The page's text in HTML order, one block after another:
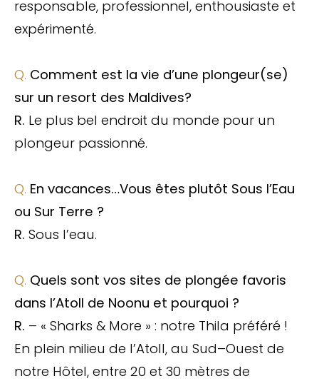
responsable, professionnel, enthousiaste et
expérimenté.
Q. Comment est la vie d’une plongeur(se)
sur un resort des Maldives?
R. Le plus bel endroit du monde pour un
plongeur passionné.
Q. En vacances…Vous êtes plutôt Sous l’Eau
ou Sur Terre ?
R. Sous l’eau.
Q. Quels sont vos sites de plongée favoris
dans l’Atoll de Noonu et pourquoi ?
R. – « Sharks & More » : notre Thila préféré !
En plein milieu de l’Atoll, au Sud–Ouest de
notre Hôtel, entre 20 et 30 mètres de